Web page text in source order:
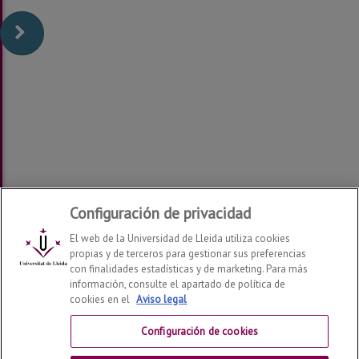
Departamento de Derecho2026
Configuración de privacidad
El web de la Universidad de Lleida utiliza cookies
propias y de terceros para gestionar sus preferencias
con finalidades estadísticas y de marketing. Para más
información, consulte el apartado de política de
cookies en el Aviso legal
Configuración de cookies